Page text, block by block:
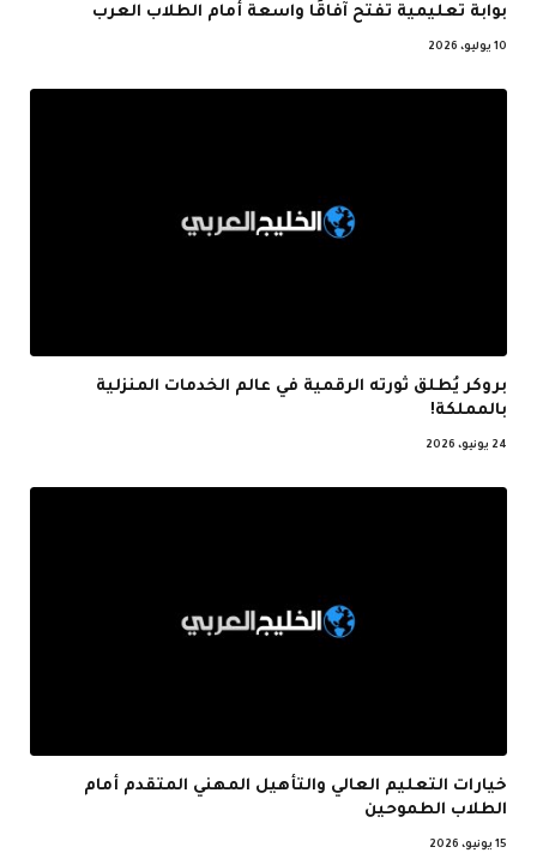
بوابة تعليمية تفتح آفاقًا واسعة أمام الطلاب العرب
10 يوليو، 2026
بروكر يُطلق ثورته الرقمية في عالم الخدمات المنزلية
بالمملكة!
24 يونيو، 2026
خيارات التعليم العالي والتأهيل المهني المتقدم أمام
الطلاب الطموحين
15 يونيو، 2026